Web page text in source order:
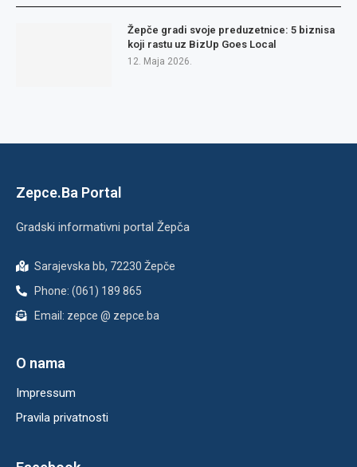
Žepče gradi svoje preduzetnice: 5 biznisa
koji rastu uz BizUp Goes Local
12. Maja 2026.
Zepce.Ba Portal
Gradski informativni portal Žepča
Sarajevska bb, 72230 Žepče
Phone: (061) 189 865
Email: zepce @ zepce.ba
O nama
Impressum
Pravila privatnosti